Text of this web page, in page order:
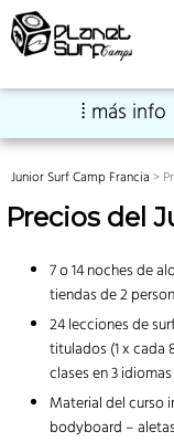
Skip
content
Junior Surf Camp Francia >
Precios del
7 o 14 noches de
tiendas de 2
24 lecciones de
titulados (1 x cada
clases en 3
Material del curso
bodyboard –